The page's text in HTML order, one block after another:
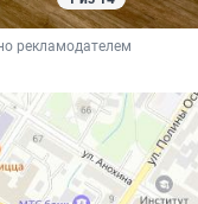
рекламодателем